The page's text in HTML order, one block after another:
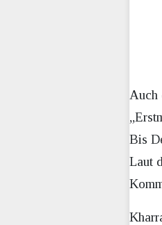
Auch
Bis
Laut